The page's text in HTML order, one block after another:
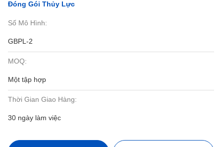
Đóng Gói Thủy Lực
Số Mô Hình:
GBPL-2
MOQ:
Một tập hợp
Thời Gian Giao Hàng:
30 ngày làm việc